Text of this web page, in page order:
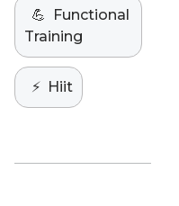
💪
Functional
Training
⚡️ Hiit